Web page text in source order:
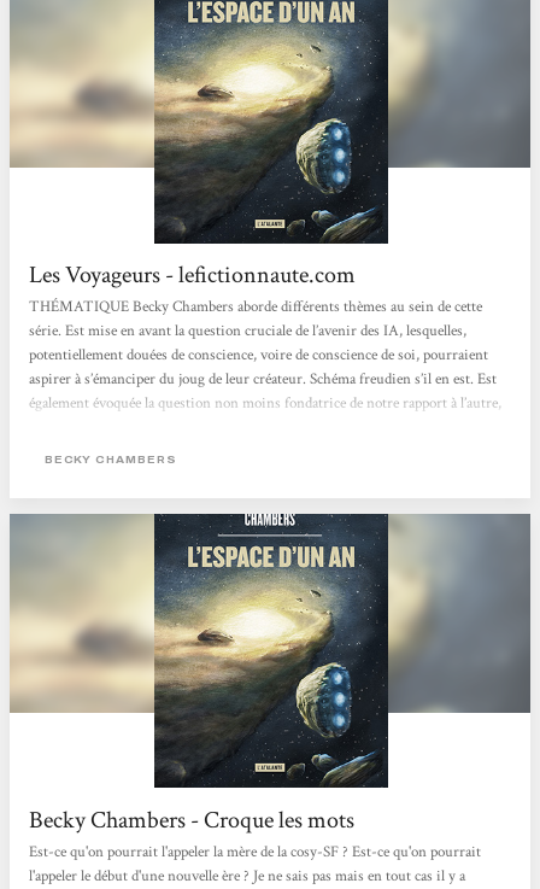
Les Voyageurs - lefictionnaute.com
THÉMATIQUE Becky Chambers aborde différents thèmes au sein de cette
série. Est mise en avant la question cruciale de l’avenir des IA, lesquelles,
potentiellement douées de conscience, voire de conscience de soi, pourraient
aspirer à s’émanciper du joug de leur créateur. Schéma freudien s’il en est. Est
également évoquée la question non moins fondatrice de notre rapport à l’autre,
d’autres espèces intelligentes, les intells. Enfin se pose le délicat problème de...
BECKY CHAMBERS
Becky Chambers - Croque les mots
Est-ce qu'on pourrait l'appeler la mère de la cosy-SF ? Est-ce qu'on pourrait
l'appeler le début d'une nouvelle ère ? Je ne sais pas mais en tout cas il y a